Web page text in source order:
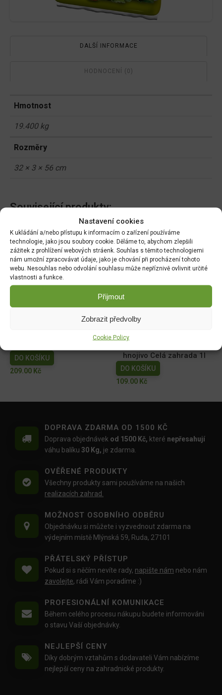
Nastavení cookies
K ukládání a/nebo přístupu k informacím o zařízení používáme
technologie, jako jsou soubory cookie. Děláme to, abychom zlepšili
zážitek z prohlížení webových stráenk. Souhlas s těmito technologiemi
nám umožní zpracovávat údaje, jako je chování při procházení tohoto
webu. Nesouhlas nebo odvolání souhlasu může nepříznivě ovlivnit určité
vlastnosti a funkce.
Přijmout
Zobrazit předvolby
Cookie Policy
DALŠÍ INFORMACE
HODNOCENÍ (0)
Hmotnost
19.400 kg
Rozměry
32 × 3 × 56 cm
Související produkty:
Ekolist Vápník 250ml
DO KOŠÍKU
169.00Kč
NATURA Kapalné hnojivo
na vyvýšené záhony 1l
DO KOŠÍKU
149.00Kč
AGRO Cererit Hobby GOLD
Cererit s guánem Podzimní
309.07Kč
DO KOŠÍKU
209.00 Kč
hnojivo Celá zahrada 1l
DO KOŠÍKU
109.00 Kč
DOPRAVA ZDARMA OD 1500 KČ
Doprava objednávek od 1500 Kč, které nepřesahují
váhu balíku 30 Kg, je zdarma.
OVĚŘENÉ PRODUKTY
Všechny produkty sami používáme na našich
realizacích zahrad.
MOŽNOST OSOBNÍHO ODBĚRU
Objednávku si můžete i vyzvednout zdarma na
výdejním místě Mlýnská 59, Ruda, 27101
PŘÁTELSKÝ PŘÍSTUP
Pokud si s něčím nevíte rady, napište nám nebo nám
zavolejte, rádi Vám poradíme :)
PROFESIONÁLNÍ KOMUNIKACE
Během celého procesu nákupu budete informováni
o stavu Vaší objednávky.
NEJLEPŠÍ CENY
Díky dobrým vztahům s dodavateli Vám nabízíme
nejlepší ceny na zahradnické produkty.